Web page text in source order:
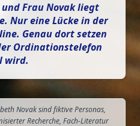
Frau Novak liegt
Nur eine Lücke in der
Genau dort setzen
Ordinationstelefon
wird.
Novak sind fiktive Personas,
Recherche, Fach-Literatur